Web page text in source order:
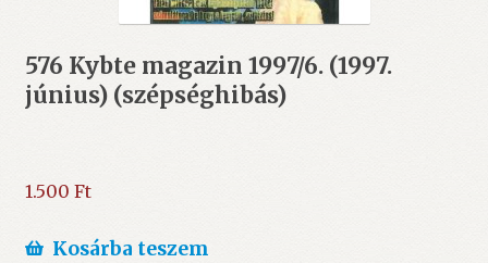
576 Kybte magazin 1997/6. (1997.
június) (szépséghibás)
1.500 Ft
Kosárba teszem